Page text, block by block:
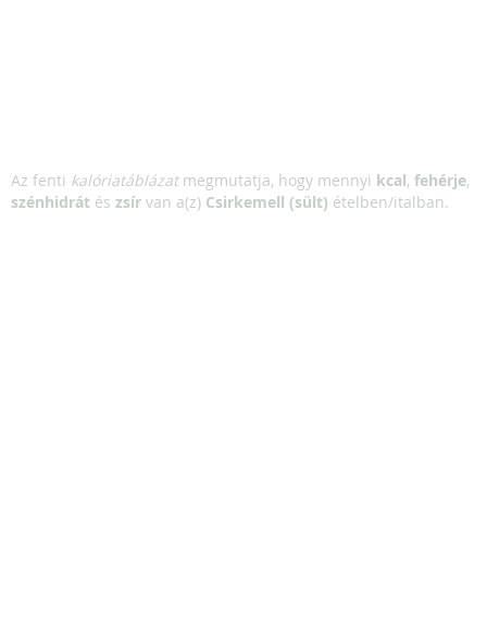
Az fenti kalóriatáblázatmegmutatja, hogy mennyi kcal, fehérje,
szénhidrát és zsír van a(z) Csirkemell (sült) ételben/italban.